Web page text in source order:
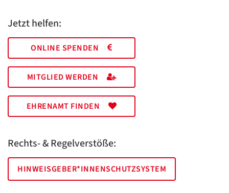
Jetzt helfen:
ONLINE SPENDEN
MITGLIED WERDEN
EHRENAMT FINDEN
Rechts- & Regelverstöße:
HINWEISGEBER*INNENSCHUTZSYSTEM